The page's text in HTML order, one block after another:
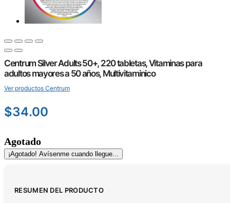
Centrum Silver Adults 50+, 220 tabletas, Vitaminas para
adultos mayores a 50 años, Multivitaminico
Ver productos Centrum
$34.00
Agotado
¡Agotado! Avísenme cuando llegue...
RESUMEN DEL PRODUCTO